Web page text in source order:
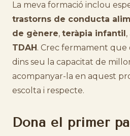
La meva formació inclou
trastorns de conducta
de gènere, teràpia infantil,
TDAH. Crec fermament que
dins seu la capacitat de
acompanyar-la en aquest
escolta i respecte.
Dona el primer